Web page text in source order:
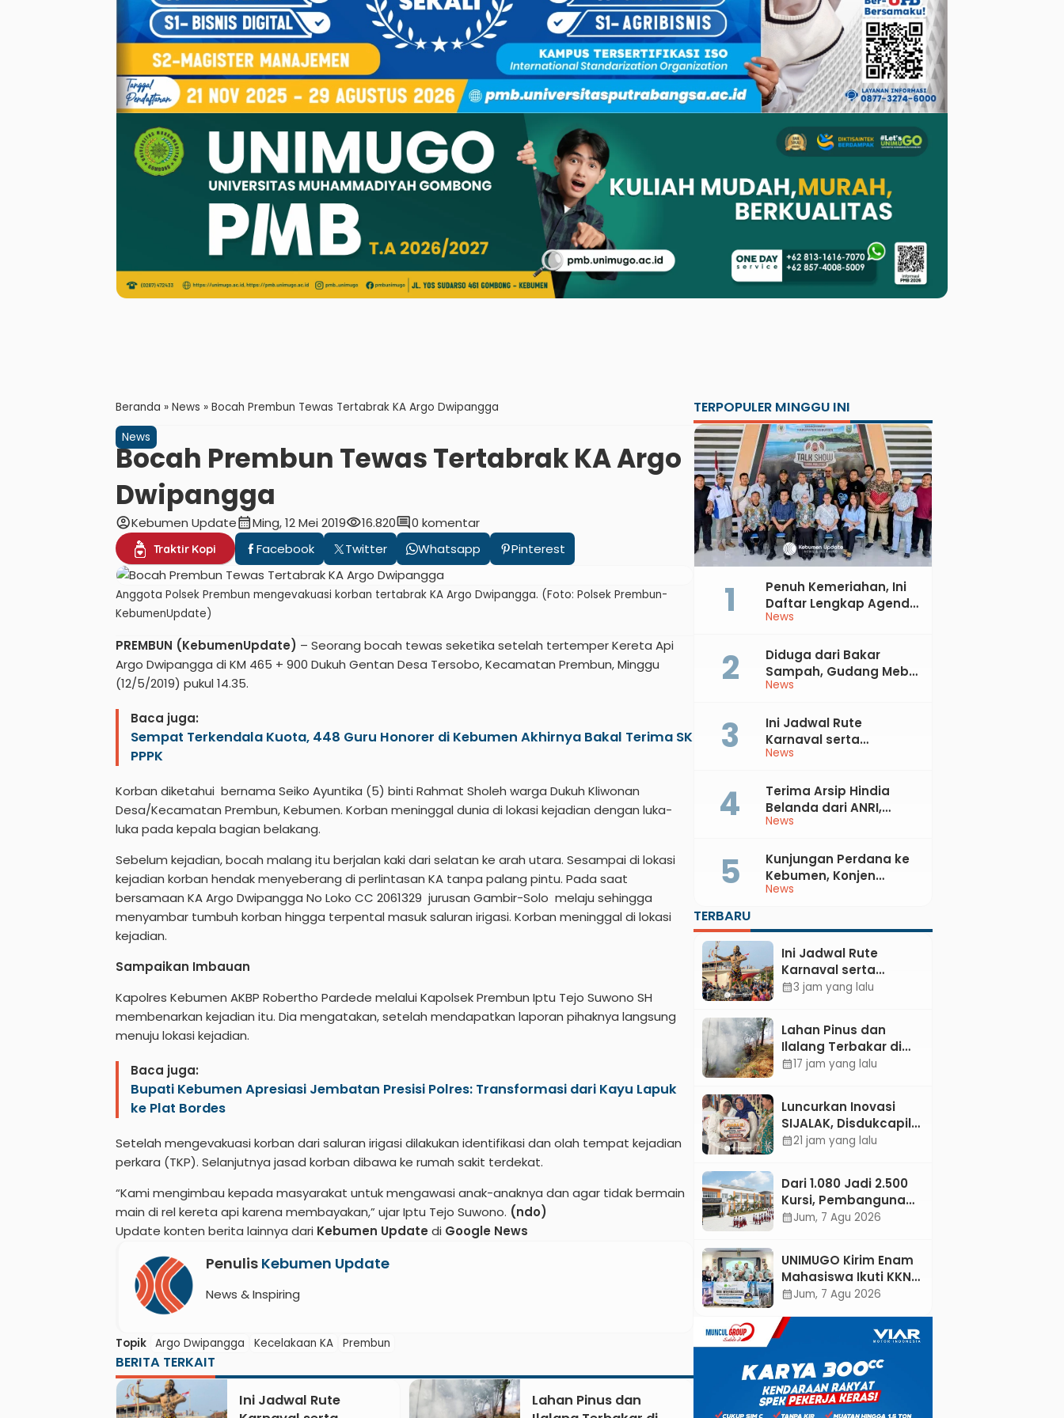
Beranda » News » Bocah Prembun Tewas Tertabrak KA Argo Dwipangga
News
Bocah Prembun Tewas Tertabrak KA Argo
Dwipangga
account_circleKebumen Updatecalendar_monthMing, 12 Mei 2019visibility16.820comment0 komentar
Traktir Kopi Facebook Twitter Whatsapp Pinterest
Anggota Polsek Prembun mengevakuasi korban tertabrak KA Argo Dwipangga. (Foto: Polsek Prembun-
KebumenUpdate)
PREMBUN (KebumenUpdate) – Seorang bocah tewas seketika setelah tertemper Kereta Api
Argo Dwipangga di KM 465 + 900 Dukuh Gentan Desa Tersobo, Kecamatan Prembun, Minggu
(12/5/2019) pukul 14.35.
Baca juga:
Sempat Terkendala Kuota, 448 Guru Honorer di Kebumen Akhirnya Bakal Terima SK
PPPK
Korban diketahui bernama Seiko Ayuntika (5) binti Rahmat Sholeh warga Dukuh Kliwonan
Desa/Kecamatan Prembun, Kebumen. Korban meninggal dunia di lokasi kejadian dengan luka-
luka pada kepala bagian belakang.
Sebelum kejadian, bocah malang itu berjalan kaki dari selatan ke arah utara. Sesampai di lokasi
kejadian korban hendak menyeberang di perlintasan KA tanpa palang pintu. Pada saat
bersamaan KA Argo Dwipangga No Loko CC 2061329 jurusan Gambir-Solo melaju sehingga
menyambar tumbuh korban hingga terpental masuk saluran irigasi. Korban meninggal di lokasi
kejadian.
Sampaikan Imbauan
Kapolres Kebumen AKBP Robertho Pardede melalui Kapolsek Prembun Iptu Tejo Suwono SH
membenarkan kejadian itu. Dia mengatakan, setelah mendapatkan laporan pihaknya langsung
menuju lokasi kejadian.
Baca juga:
Bupati Kebumen Apresiasi Jembatan Presisi Polres: Transformasi dari Kayu Lapuk
ke Plat Bordes
Setelah mengevakuasi korban dari saluran irigasi dilakukan identifikasi dan olah tempat kejadian
perkara (TKP). Selanjutnya jasad korban dibawa ke rumah sakit terdekat.
“Kami mengimbau kepada masyarakat untuk mengawasi anak-anaknya dan agar tidak bermain
main di rel kereta api karena membayakan,” ujar Iptu Tejo Suwono. (ndo)
Update konten berita lainnya dari Kebumen Update di Google News
Penulis Kebumen Update
News & Inspiring
Topik Argo Dwipangga Kecelakaan KA Prembun
BERITA TERKAIT
Ini Jadwal Rute
Lahan Pinus dan
TERPOPULER MINGGU INI
News
Penuh Kemeriahan, Ini
Daftar Lengkap Agenda
Peringatan HUT ke-81 RI
Kabupaten Kebumen
News
Diduga dari Bakar
Sampah, Gudang Mebel
di Petanahan Hangus
News
Ini Jadwal Rute
Karnaval serta
Kebumen Fest Bareng
News
Terima Arsip Hindia
Belanda dari ANRI,
Pemkab Kebumen
Sejarah, Geopark, dan
Literasi Pertanian
News
Kunjungan Perdana ke
Kebumen, Konjen
Australia Temui Bupati
TERBARU
Ini Jadwal Rute
Karnaval serta
Kebumen Fest
calendar_month3 jam yang lalu
Lahan Pinus dan
Ilalang Terbakar di
Kebumen, Aparat
Secara Manual
calendar_month17 jam yang lalu
Luncurkan Inovasi
SIJALAK, Disdukcapil
Kebumen Perkuat
Tingkat Desa
calendar_month21 jam yang lalu
Dari 1.080 Jadi 2.500
Kursi, Pembangunan
Sekolah Rakyat
Oktober 2026
calendar_monthJum, 7 Agu 2026
UNIMUGO Kirim Enam
Mahasiswa Ikuti KKN
Internasional 2026 di
Kong
calendar_monthJum, 7 Agu 2026